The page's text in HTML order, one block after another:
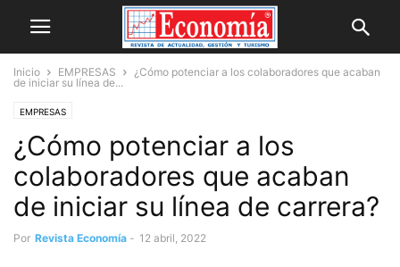
Inicio EMPRESAS
¿Cómo potenciar a los colaboradores que acaban
de iniciar su línea de...
EMPRESAS
¿Cómo potenciar a los
colaboradores que acaban
de iniciar su línea de carrera?
Por Revista Economía - 12 abril, 2022